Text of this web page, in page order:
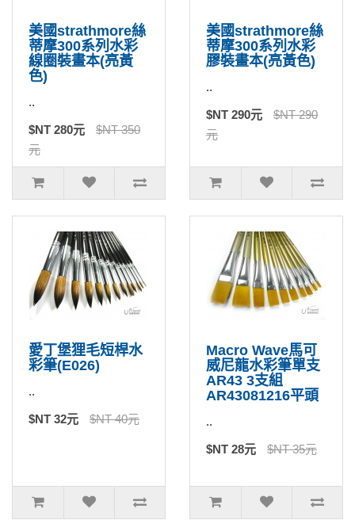
美國strathmore絲
蒂摩300系列水彩
線圈裝畫本(亮黃
色)
..
$NT 280元
$NT 350
元
美國strathmore絲
蒂摩300系列水彩
膠裝畫本(亮黃色)
..
$NT 290元
$NT 290
元
愛丁堡狸毛短桿水
彩筆(E026)
..
$NT 32元 $NT 40元
Macro Wave馬可
威尼龍水彩筆單支
AR43 3支組
AR43081216平頭
..
$NT 28元 $NT 35元